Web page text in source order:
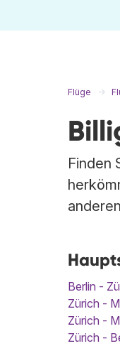
Flüge
Finden
Berlin -
Zürich -
Zürich -
Zürich -